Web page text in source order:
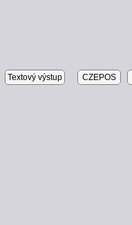
Textový výstup CZEPOS